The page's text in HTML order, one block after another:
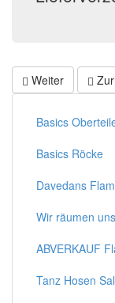
Weiter
Basics
Basics Röcke
Davedans
Wir räumen
ABVERKAUF
Tanz Hosen